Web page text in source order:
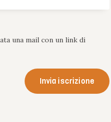
una mail con un link di
Invia iscrizione